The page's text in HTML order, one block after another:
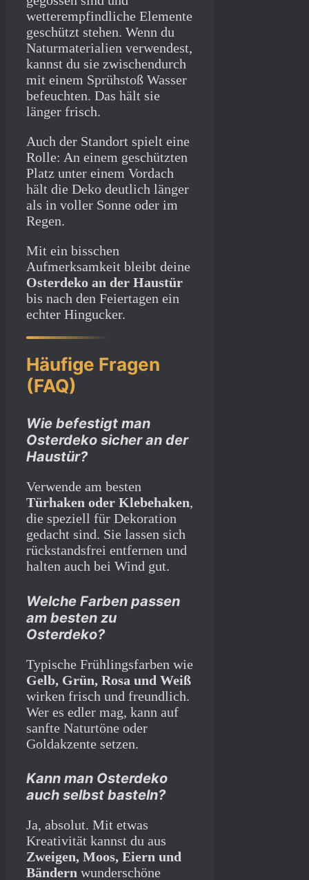
wetterempfindliche Elemente
geschützt stehen. Wenn du
Naturmaterialien verwendest,
kannst du sie zwischendurch
mit einem Sprühstoß Wasser
befeuchten. Das hält sie
länger frisch.
Auch der Standort spielt eine
Rolle: An einem geschützten
Platz unter einem Vordach
hält die Deko deutlich länger
als in voller Sonne oder im
Regen.
Mit ein bisschen
Aufmerksamkeit bleibt deine
Osterdeko an der Haustür
bis nach den Feiertagen ein
echter Hingucker.
Häufige Fragen
(FAQ)
Wie befestigt man
Osterdeko sicher an der
Haustür?
Verwende am besten
Türhaken oder Klebehaken,
die speziell für Dekoration
gedacht sind. Sie lassen sich
rückstandsfrei entfernen und
halten auch bei Wind gut.
Welche Farben passen
am besten zu
Osterdeko?
Typische Frühlingsfarben wie
Gelb, Grün, Rosa und Weiß
wirken frisch und freundlich.
Wer es edler mag, kann auf
sanfte Naturtöne oder
Goldakzente setzen.
Kann man Osterdeko
auch selbst basteln?
Ja, absolut. Mit etwas
Kreativität kannst du aus
Zweigen, Moos, Eiern und
Bändern wunderschöne